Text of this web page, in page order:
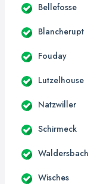
Bellefosse
Blancherupt
Fouday
Lutzelhouse
Natzwiller
Schirmeck
Waldersbach
Wisches